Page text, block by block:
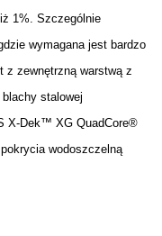
1%. Szczególnie
wymagana jest bardzo
z zewnętrzną warstwą z
stalowej
X-Dek™ XG QuadCore®
wodoszczelną